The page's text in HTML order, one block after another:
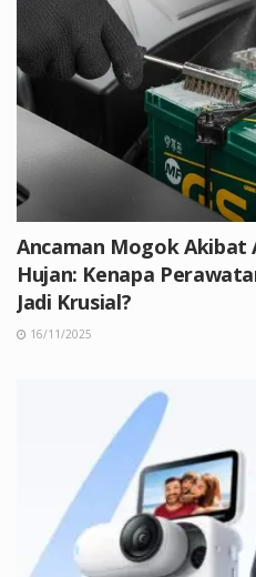
Ancaman Mogok Akibat
Hujan: Kenapa
Jadi Krusial?
16/11/2025